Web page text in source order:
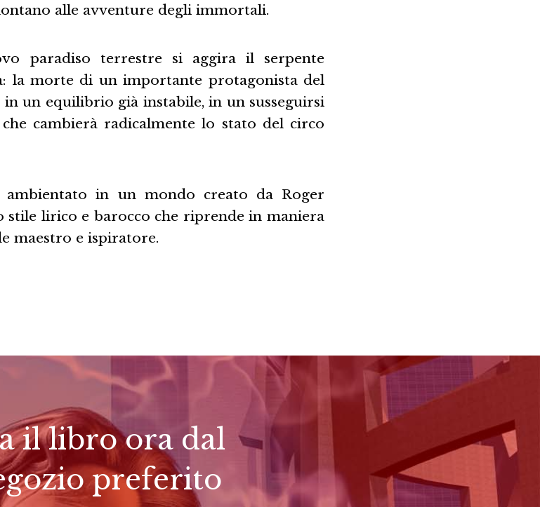
alle avventure degli immortali.
paradiso terrestre si aggira il serpente
la morte di un importante protagonista del
un equilibrio già instabile, in un susseguirsi
cambierà radicalmente lo stato del circo
ambientato in un mondo creato da Roger
lirico e barocco che riprende in maniera
maestro e ispiratore.
il libro ora dal
preferito